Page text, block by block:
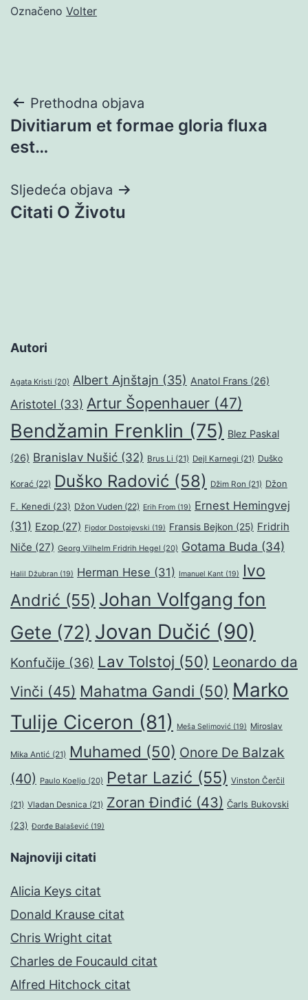
Označeno Volter
Navigacija
objava
Prethodna objava
Divitiarum et formae gloria fluxa
est…
Sljedeća objava
Citati O Životu
Autori
Agata Kristi (20) Albert Ajnštajn (35) Anatol Frans (26)
Aristotel (33) Artur Šopenhauer (47)
Bendžamin Frenklin (75) Blez Paskal
(26) Branislav Nušić (32) Brus Li (21) Dejl Karnegi (21) Duško
Korać (22) Duško Radović (58) Džim Ron (21) Džon
F. Kenedi (23) Džon Vuden (22) Erih From (19) Ernest Hemingvej
(31) Ezop (27) Fjodor Dostojevski (19) Fransis Bejkon (25) Fridrih
Niče (27) Georg Vilhelm Fridrih Hegel (20) Gotama Buda (34)
Halil Džubran (19) Herman Hese (31) Imanuel Kant (19)
Ivo
Andrić (55) Johan Volfgang fon
Gete (72) Jovan Dučić (90)
Konfučije (36) Lav Tolstoj (50) Leonardo da
Vinči (45) Mahatma Gandi (50) Marko
Tulije Ciceron (81) Meša Selimović (19) Miroslav
Mika Antić (21) Muhamed (50) Onore De Balzak
(40) Paulo Koeljo (20) Petar Lazić (55) Vinston Čerčil
(21) Vladan Desnica (21) Zoran Đinđić (43) Čarls Bukovski
(23) Đorđe Balašević (19)
Najnoviji citati
Alicia Keys citat
Donald Krause citat
Chris Wright citat
Charles de Foucauld citat
Alfred Hitchock citat